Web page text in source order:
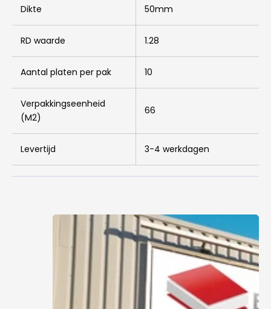
Dikte 50mm
RD waarde 1.28
Aantal platen per pak 10
Verpakkingseenheid
(M2)
66
Levertijd 3-4 werkdagen